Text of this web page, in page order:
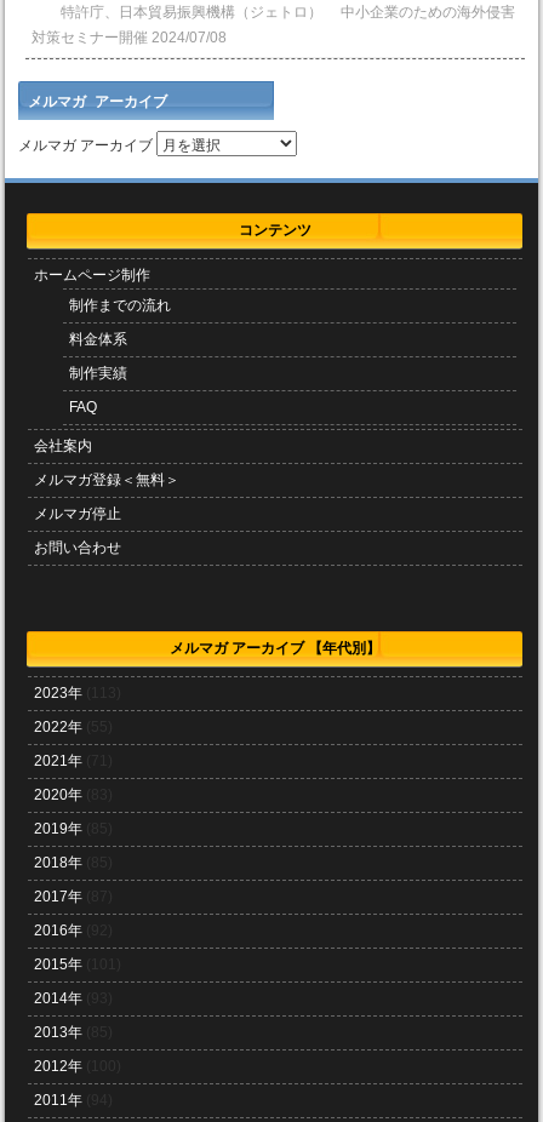
特許庁、日本貿易振興機構（ジェトロ） 中小企業のための海外侵害
対策セミナー開催 2024/07/08
メルマガ アーカイブ
メルマガ アーカイブ
コンテンツ
ホームページ制作
制作までの流れ
料金体系
制作実績
FAQ
会社案内
メルマガ登録＜無料＞
メルマガ停止
お問い合わせ
メルマガ アーカイブ 【年代別】
2023年
2022年
2021年
2020年
2019年
2018年
2017年
2016年
2015年
2014年
2013年
2012年
2011年